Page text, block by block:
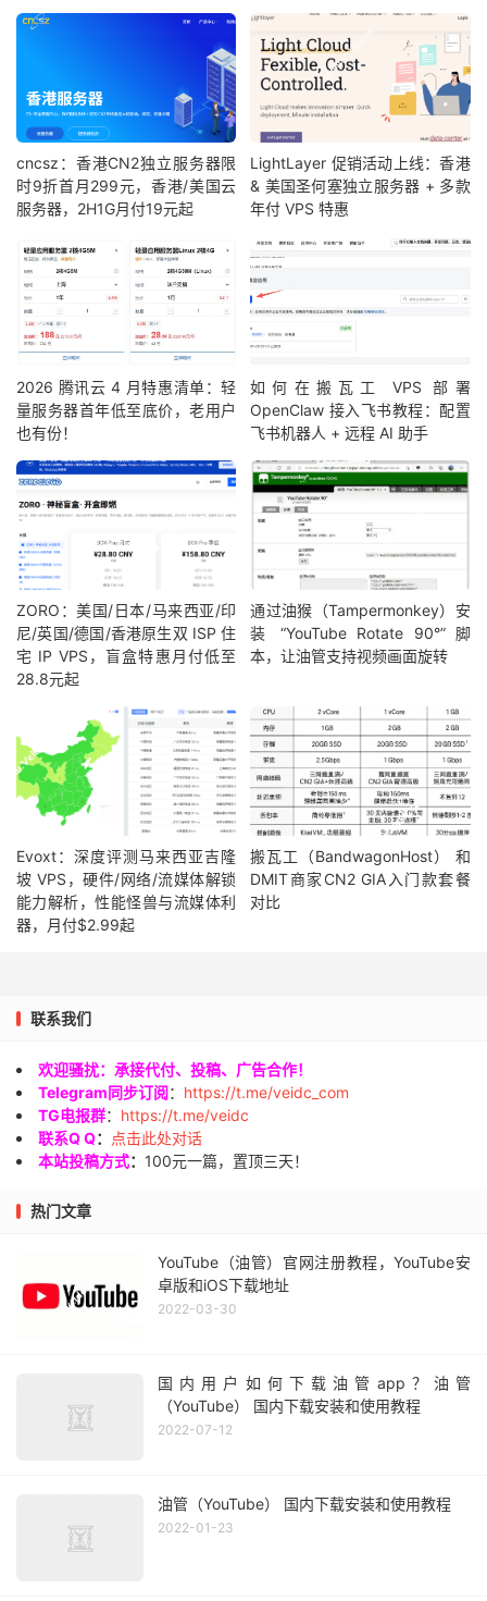
cncsz：香港CN2独立服务器限
时9折首月299元，香港/美国云
服务器，2H1G月付19元起
LightLayer 促销活动上线：香港
& 美国圣何塞独立服务器 + 多款
年付 VPS 特惠
2026 腾讯云 4 月特惠清单：轻
量服务器首年低至底价，老用户
也有份！
如何在搬瓦工 VPS 部署
OpenClaw 接入飞书教程：配置
飞书机器人 + 远程 AI 助手
ZORO：美国/日本/马来西亚/印
尼/英国/德国/香港原生双 ISP 住
宅 IP VPS，盲盒特惠月付低至
28.8元起
通过油猴（Tampermonkey）安
装 “YouTube Rotate 90°” 脚
本，让油管支持视频画面旋转
Evoxt：深度评测马来西亚吉隆
坡 VPS，硬件/网络/流媒体解锁
能力解析，性能怪兽与流媒体利
器，月付$2.99起
搬瓦工（BandwagonHost） 和
DMIT商家CN2 GIA入门款套餐
对比
联系我们
欢迎骚扰：承接代付、投稿、广告合作！
Telegram同步订阅 ： https://t.me/veidc_com
TG电报群： https://t.me/veidc
联系Q Q： 点击此处对话
本站投稿方式： 100元一篇，置顶三天！
热门文章
YouTube（油管）官网注册教程，YouTube安
卓版和iOS下载地址
2022-03-30
国内用户如何下载油管app？油管
（YouTube） 国内下载安装和使用教程
2022-07-12
油管（YouTube） 国内下载安装和使用教程
2022-01-23